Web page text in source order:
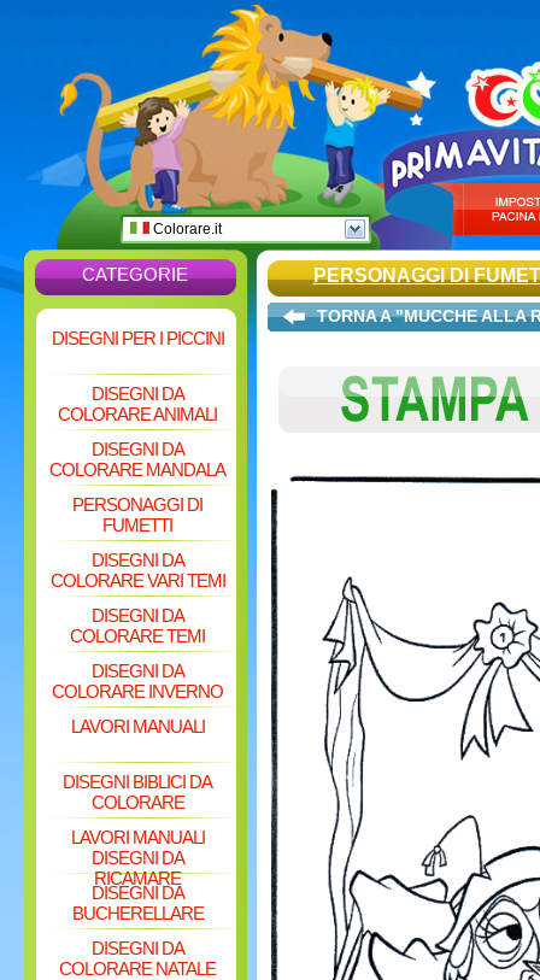
Colorare.it
CATEGORIE
DISEGNI PER I PICCINI
DISEGNI DA
COLORARE ANIMALI
DISEGNI DA
COLORARE MANDALA
PERSONAGGI DI
FUMETTI
DISEGNI DA
COLORARE VARI TEMI
DISEGNI DA
COLORARE TEMI
DISEGNI DA
COLORARE INVERNO
LAVORI MANUALI
DISEGNI BIBLICI DA
COLORARE
LAVORI MANUALI
DISEGNI DA
RICAMARE
DISEGNI DA
BUCHERELLARE
DISEGNI DA
COLORARE NATALE
PERSONAGGI DI
TORNA A "MUCCHE ALLA